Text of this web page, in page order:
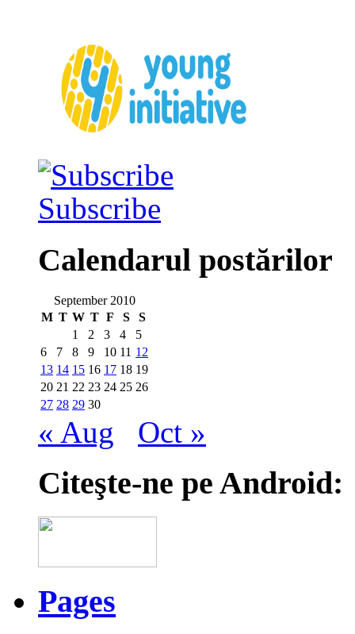
Subscribe
Calendarul postărilor
September 2010
M T W T F S
S
1
2 3 4
5
6
7 8 9 10 11 12
13 14 15 16 17 18 19
20 21 22 23 24 25 26
27 28 29 30
« Aug Oct »
Citeşte-ne pe Android:
Pages